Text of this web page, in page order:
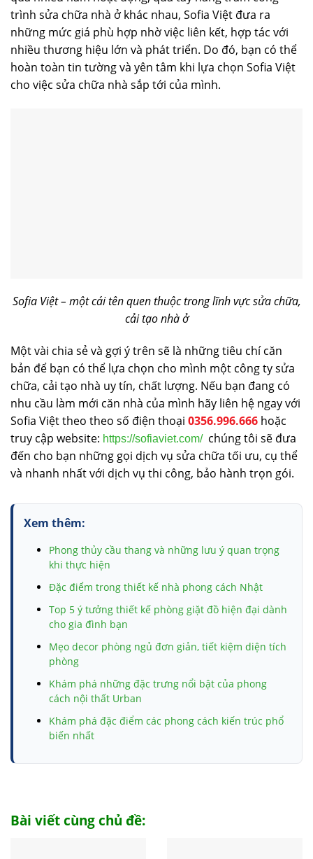
trình sửa chữa nhà ở khác nhau, Sofia Việt đưa ra
những mức giá phù hợp nhờ việc liên kết, hợp tác với
nhiều thương hiệu lớn và phát triển. Do đó, bạn có thể
hoàn toàn tin tường và yên tâm khi lựa chọn Sofia Việt
cho việc sửa chữa nhà sắp tới của mình.
Sofia Việt – một cái tên quen thuộc trong lĩnh vực sửa chữa,
cải tạo nhà ở
Một vài chia sẻ và gợi ý trên sẽ là những tiêu chí căn
bản để bạn có thể lựa chọn cho mình một công ty sửa
chữa, cải tạo nhà uy tín, chất lượng. Nếu bạn đang có
nhu cầu làm mới căn nhà của mình hãy liên hệ ngay với
Sofia Việt theo theo số điện thoại 0356.996.666 hoặc
truy cập website: https://sofiaviet.com/chúng tôi sẽ đưa
đến cho bạn những gọi dịch vụ sửa chữa tối ưu, cụ thể
và nhanh nhất với dịch vụ thi công, bảo hành trọn gói.
Xem thêm:
Phong thủy cầu thang và những lưu ý quan trọng
khi thực hiện
Đặc điểm trong thiết kế nhà phong cách Nhật
Top 5 ý tưởng thiết kế phòng giặt đồ hiện đại dành
cho gia đình bạn
Mẹo decor phòng ngủ đơn giản, tiết kiệm diện tích
phòng
Khám phá những đặc trưng nổi bật của phong
cách nội thất Urban
Khám phá đặc điểm các phong cách kiến trúc phổ
biến nhất
Top 10 đồ trang trí phòng ngủ cho không gian của
Bài viết cùng chủ đề: